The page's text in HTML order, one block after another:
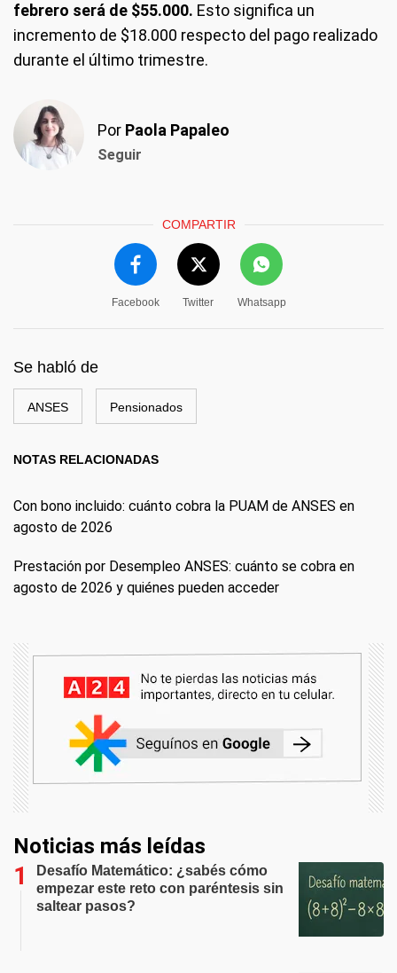
febrero será de $55.000. Esto significa un
incremento de $18.000 respecto del pago realizado
durante el último trimestre.
Por Paola Papaleo
Seguir
COMPARTIR
Facebook Twitter Whatsapp
Se habló de
ANSES Pensionados
NOTAS RELACIONADAS
Con bono incluido: cuánto cobra la PUAM de ANSES en
agosto de 2026
Prestación por Desempleo ANSES: cuánto se cobra en
agosto de 2026 y quiénes pueden acceder
Noticias más leídas
Desafío Matemático: ¿sabés cómo
empezar este reto con paréntesis sin
saltear pasos?